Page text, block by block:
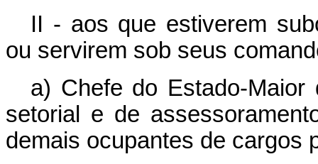
II - aos que estiverem
ou servirem sob seus
a) Chefe do Estado-
setorial e de
demais ocupantes de cargos